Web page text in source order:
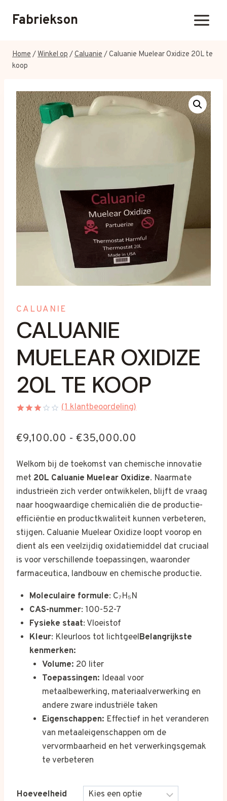
naarFabriekson
Home/Winkel op/Caluanie/Caluanie Muelear Oxidize 20L te
koop
CALUANIE
CALUANIE
MUELEAR OXIDIZE
20L TE KOOP
op 5
klantbeoordeling
(1klantbeoordeling)
€9,100.00 - €35,000.00
tot
€35,000.00
Welkom bij de toekomst van chemische innovatie
met 20L Caluanie Muelear Oxidize. Naarmate
industrieën zich verder ontwikkelen, blijft de vraag
naar hoogwaardige chemicaliën die de productie-
efficiëntie en productkwaliteit kunnen verbeteren,
stijgen. Caluanie Muelear Oxidize loopt voorop en
dient als een veelzijdig oxidatiemiddel dat cruciaal
is voor verschillende toepassingen, waaronder
farmaceutica, landbouw en chemische productie.
Moleculaire formule: C₇H₅N
CAS-nummer: 100-52-7
Fysieke staat: Vloeistof
Kleur: Kleurloos tot lichtgeelBelangrijkste
kenmerken:
Volume: 20 liter
Toepassingen: Ideaal voor
metaalbewerking, materiaalverwerking en
andere zware industriële taken
Eigenschappen: Effectief in het veranderen
van metaaleigenschappen om de
vervormbaarheid en het verwerkingsgemak
te verbeteren
Hoeveelheid